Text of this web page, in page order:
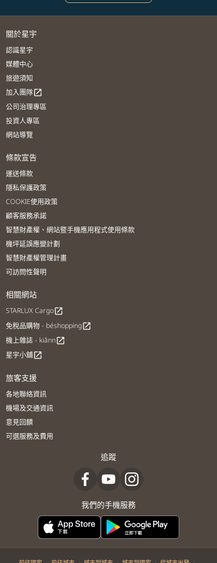
關於星宇
認識星宇
媒體中心
旅遊須知
加入團隊open_in_new
公司治理專區
投資人專區
網站導覽
條款宣告
運送條款
隱私保護政策
COOKIE使用政策
顧客服務承諾
智慧財產權、網站暨手機應用程式使用條款
機坪延誤應變計劃
智慧財產權管理計畫
可訪問性聲明
相關網站
STARLUX Cargoopen_in_new
免稅品購物 - béshoppingopen_in_new
機上雜誌 - kiânnopen_in_new
星宇小舖open_in_new
旅客支援
各地聯絡資訊
機場及交通資訊
意見回饋
可選服務及費用
追蹤
我們的手機服務